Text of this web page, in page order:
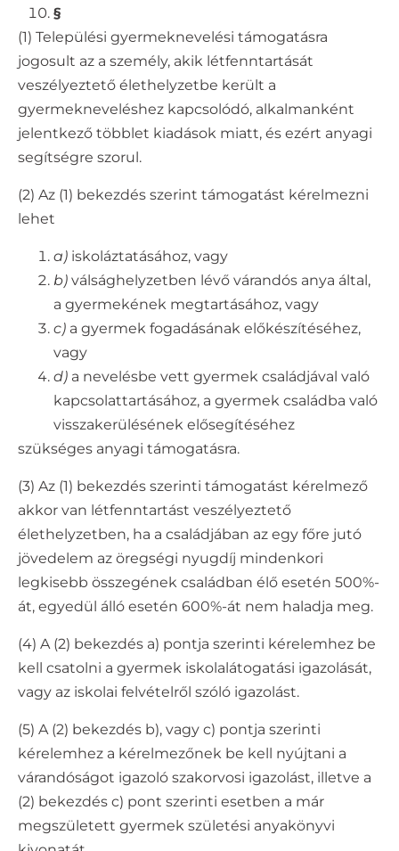
§
(1) Települési gyermeknevelési támogatásra
jogosult az a személy, akik létfenntartását
veszélyeztető élethelyzetbe került a
gyermekneveléshez kapcsolódó, alkalmanként
jelentkező többlet kiadások miatt, és ezért anyagi
segítségre szorul.
(2) Az (1) bekezdés szerint támogatást kérelmezni
lehet
a) iskoláztatásához, vagy
b) válsághelyzetben lévő várandós anya által,
a gyermekének megtartásához, vagy
c) a gyermek fogadásának előkészítéséhez,
vagy
d) a nevelésbe vett gyermek családjával való
kapcsolattartásához, a gyermek családba való
visszakerülésének elősegítéséhez
szükséges anyagi támogatásra.
(3) Az (1) bekezdés szerinti támogatást kérelmező
akkor van létfenntartást veszélyeztető
élethelyzetben, ha a családjában az egy főre jutó
jövedelem az öregségi nyugdíj mindenkori
legkisebb összegének családban élő esetén 500%-
át, egyedül álló esetén 600%-át nem haladja meg.
(4) A (2) bekezdés a) pontja szerinti kérelemhez be
kell csatolni a gyermek iskolalátogatási igazolását,
vagy az iskolai felvételről szóló igazolást.
(5) A (2) bekezdés b), vagy c) pontja szerinti
kérelemhez a kérelmezőnek be kell nyújtani a
várandóságot igazoló szakorvosi igazolást, illetve a
(2) bekezdés c) pont szerinti esetben a már
megszületett gyermek születési anyakönyvi